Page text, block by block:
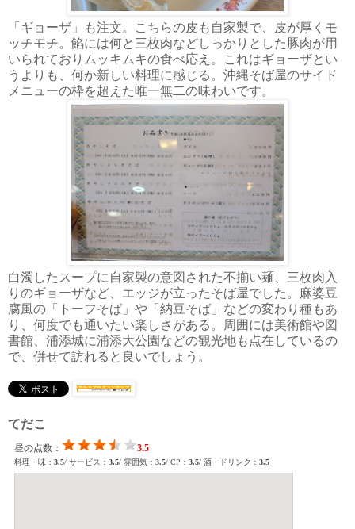
「ギョーザ」も注文。こちらの皮も自家製で、皮が厚くモ
ッチモチ。餡には何と三枚肉などしっかりとした豚肉が用
いられておりムッキムキの食べ応え。これはギョーザとい
うよりも、何か新しい料理に感じる。沖縄そば屋のサイド
メニューの枠を超えた唯一無二の味わいです。
白濁したスープに自家製の意図された不揃い麺、三枚肉入
りのギョーザなど、エッジが立ったそば屋でした。麻婆豆
腐風の「トーフそば」や「納豆そば」などの変わり種もあ
り、何度でも通いたい楽しさがある。周囲には美術館や図
書館、浦添城に浦添大公園などの観光地も点在しているの
で、併せて訪れると良いでしょう。
てだこ